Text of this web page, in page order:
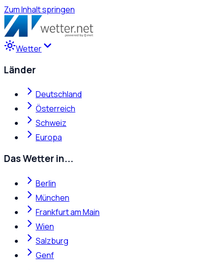
Zum Inhalt springen
Wetter
Länder
Deutschland
Österreich
Schweiz
Europa
Das Wetter in...
Berlin
München
Frankfurt am Main
Wien
Salzburg
Genf